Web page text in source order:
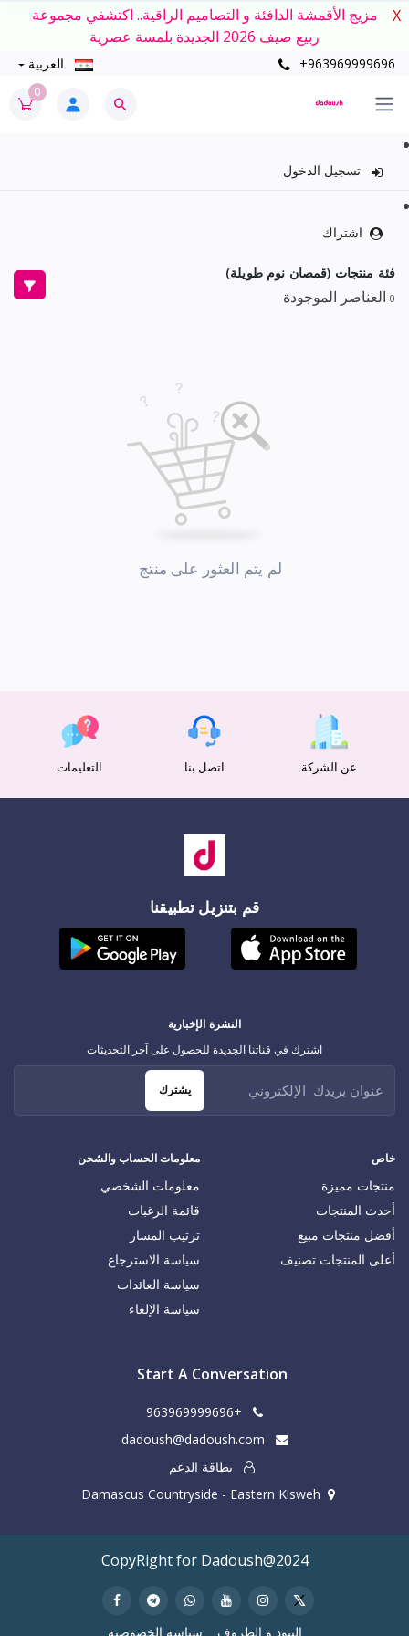
مزيج الأقمشة الدافئة و التصاميم الراقية.. اكتشفي مجموعة
ربيع صيف 2026 الجديدة بلمسة عصرية
X
+963969999696 العربية
0
تسجيل الدخول
اشتراك
فئة منتجات (قمصان نوم طويلة)
0 العناصر الموجودة
لم يتم العثور على منتج
عن الشركة اتصل بنا التعليمات
قم بتنزيل تطبيقنا
خاص
منتجات مميزة
أحدث المنتجات
أفضل منتجات مبيع
أعلى المنتجات تصنيف
معلومات الحساب والشحن
معلومات الشخصي
قائمة الرغبات
ترتيب المسار
سياسة الاسترجاع
سياسة العائدات
سياسة الإلغاء
النشرة الإخبارية
اشترك في قناتنا الجديدة للحصول على آخر التحديثات
يشترك
Start A Conversation
+963969999696
بطاقة الدعم
Damascus Countryside - Eastern Kisweh
CopyRight for Dadoush@2024
البنود و الظروف سياسة الخصوصية